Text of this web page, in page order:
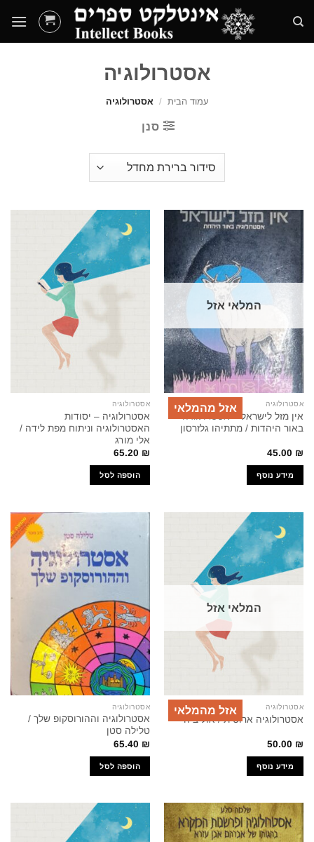
content
אסטרולוגיה
עמוד הבית / אסטרולוגיה
סנן
המלאי אזל
אזל מהמלאי אסטרולוגיה
אין מזל לישראל – אסטרולוגיה
באור היהדות / מתתיהו גלזרסון
45.00 ₪
מידע נוסף
אסטרולוגיה
אסטרולוגיה – יסודות
האסטרולוגיה וניתוח מפת לידה /
אלי מורג
65.20 ₪
הוספה לסל
המלאי אזל
אזל מהמלאי אסטרולוגיה
אסטרולוגיה ארוטית / אוליביה
50.00 ₪
מידע נוסף
אסטרולוגיה
אסטרולוגיה וההורוסקופ שלך /
טלילה סטן
65.40 ₪
הוספה לסל